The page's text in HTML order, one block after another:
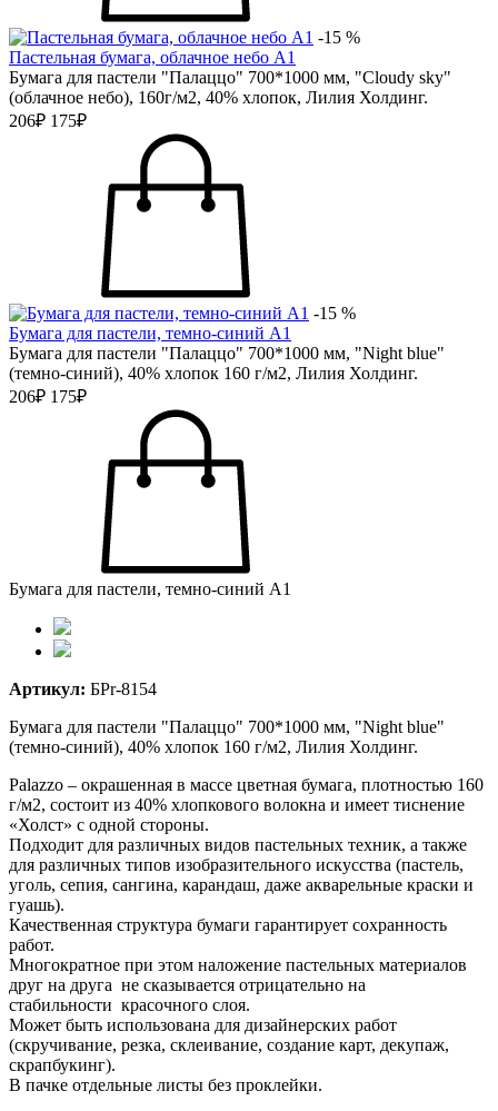
-15 %
Пастельная бумага, облачное небо А1
Бумага для пастели "Палаццо" 700*1000 мм, "Cloudy sky"
(облачное небо), 160г/м2, 40% хлопок, Лилия Холдинг.
206₽ 175₽
-15 %
Бумага для пастели, темно-синий А1
Бумага для пастели "Палаццо" 700*1000 мм, "Night blue"
(темно-синий), 40% хлопок 160 г/м2, Лилия Холдинг.
206₽ 175₽
Бумага для пастели, темно-синий А1
Артикул: БРr-8154
Бумага для пастели "Палаццо" 700*1000 мм, "Night blue"
(темно-синий), 40% хлопок 160 г/м2, Лилия Холдинг.
Palazzo – окрашенная в массе цветная бумага, плотностью 160
г/м2, состоит из 40% хлопкового волокна и имеет тиснение
«Холст» c одной стороны.
Подходит для различных видов пастельных техник, а также
для различных типов изобразительного искусства (пастель,
уголь, сепия, сангина, карандаш, даже акварельные краски и
гуашь).
Качественная структура бумаги гарантирует сохранность
работ.
Многократное при этом наложение пастельных материалов
друг на друга не сказывается отрицательно на
стабильности красочного слоя.
Может быть использована для дизайнерских работ
(скручивание, резка, склеивание, создание карт, декупаж,
скрапбукинг).
В пачке отдельные листы без проклейки.